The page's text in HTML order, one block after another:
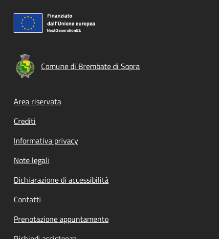
Comune di Brembate di Sopra
Footer menu
Area riservata
Crediti
Informativa privacy
Note legali
Dichiarazione di accessibilità
Contatti
Prenotazione appuntamento